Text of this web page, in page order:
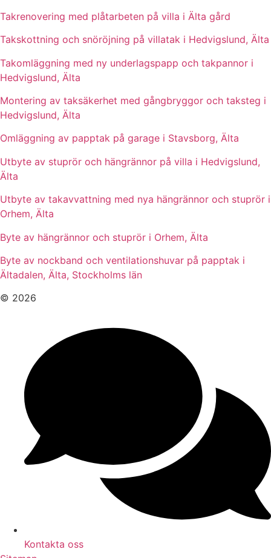
Takrenovering med plåtarbeten på villa i Älta gård
Takskottning och snöröjning på villatak i Hedvigslund, Älta
Takomläggning med ny underlagspapp och takpannor i
Hedvigslund, Älta
Montering av taksäkerhet med gångbryggor och taksteg i
Hedvigslund, Älta
Omläggning av papptak på garage i Stavsborg, Älta
Utbyte av stuprör och hängrännor på villa i Hedvigslund,
Älta
Utbyte av takavvattning med nya hängrännor och stuprör i
Orhem, Älta
Byte av hängrännor och stuprör i Orhem, Älta
Byte av nockband och ventilationshuvar på papptak i
Ältadalen, Älta, Stockholms län
© 2026
Kontakta oss